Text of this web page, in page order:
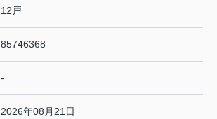
12戸
85746368
-
2026年08月21日